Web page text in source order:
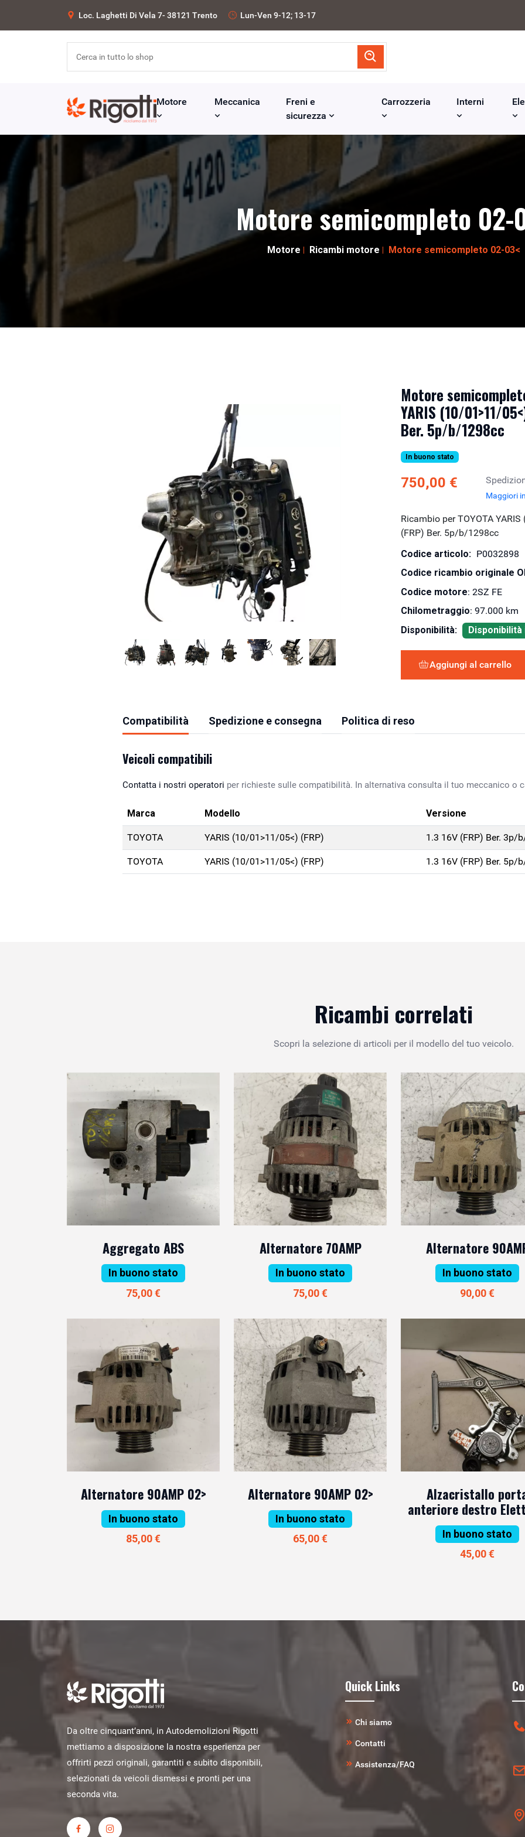
Loc. Laghetti Di Vela 7- 38121 Trento Lun-Ven 9-12; 13-17
Motore Meccanica
Freni e
sicurezza
Carrozzeria Interni
Motore semicompleto 02-
Motore Ricambi motore Motore semicompleto 02-03<
Motore
YARIS (10/01>11/
Ber. 5p/b/1298cc
In buono stato
750,00 €
Maggiori
Ricambio per TOYOTA
(FRP) Ber. 5p/b/1298cc
Codice articolo: P0032898
Codice ricambio originale
Codice motore: 2SZ FE
Chilometraggio: 97.000 km
Disponibilità:
Aggiungi al carrello
Compatibilità Spedizione e consegna Politica di reso
Veicoli compatibili
Contatta i nostri operatori per richieste sulle compatibilità. In alternativa consulta il tuo meccanico o
Marca Modello Versione
TOYOTA YARIS (10/01>11/05<) (FRP) 1.3 16V (FRP) Ber. 3p/
TOYOTA YARIS (10/01>11/05<) (FRP) 1.3 16V (FRP) Ber. 5p/
Ricambi correlati
Scopri la selezione di articoli per il modello del tuo veicolo.
Aggregato ABS
In buono stato
75,00 €
Alternatore 70AMP
In buono stato
75,00 €
Alternatore
In buono stato
90,00 €
Alternatore 90AMP 02>
In buono stato
85,00 €
Alternatore 90AMP 02>
In buono stato
65,00 €
Alzacristallo
anteriore destro
In buono stato
45,00 €
Da oltre cinquant’anni, in Autodemolizioni Rigotti
mettiamo a disposizione la nostra esperienza per
offrirti pezzi originali, garantiti e subito disponibili,
selezionati da veicoli dismessi e pronti per una
seconda vita.
Quick Links
Chi siamo
Contatti
Assistenza/FAQ